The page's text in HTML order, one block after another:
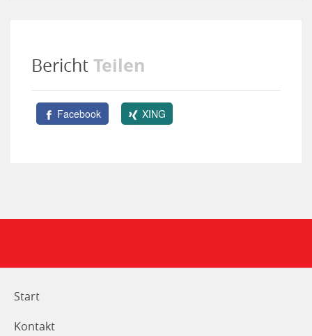
Bericht Teilen
Facebook XING
Start
Kontakt